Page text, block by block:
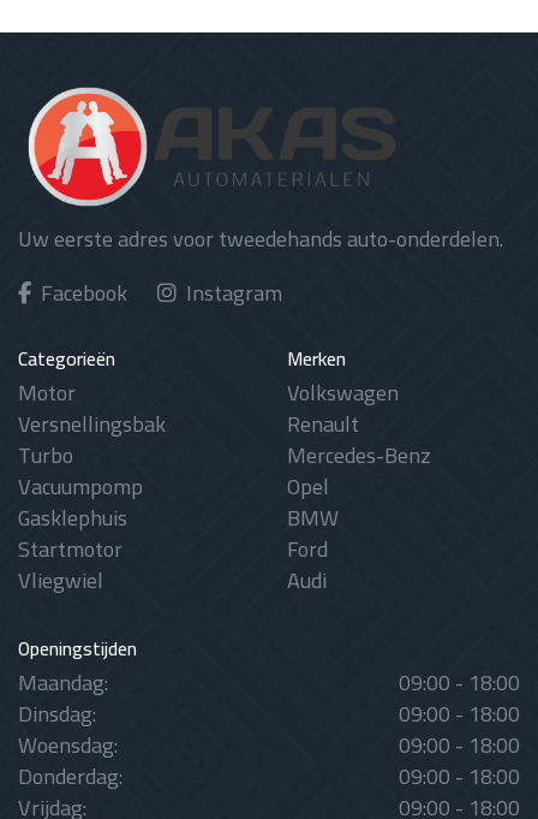
Uw eerste adres voor tweedehands auto-onderdelen.
Facebook
Instagram
Categorieën
Motor
Versnellingsbak
Turbo
Vacuumpomp
Gasklephuis
Startmotor
Vliegwiel
Merken
Volkswagen
Renault
Mercedes-Benz
Opel
BMW
Ford
Audi
Openingstijden
Maandag: 09:00 - 18:00
Dinsdag: 09:00 - 18:00
Woensdag: 09:00 - 18:00
Donderdag: 09:00 - 18:00
Vrijdag: 09:00 - 18:00